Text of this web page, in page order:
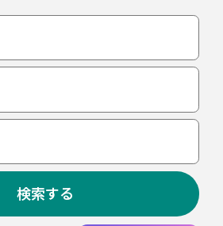
検索する